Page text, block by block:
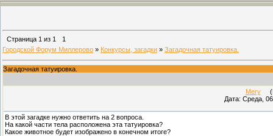
Страница 1 из 1
1
Городской Форум Миллерово » Конкурсы, загадки » Загадочная татуировка.
Загадочная татуировка.
Mery
Дата: Среда,
В этой загадке нужно ответить на 2 вопроса.
На какой части тела расположена эта татуировка?
Какое животное будет изображено в конечном итоге?